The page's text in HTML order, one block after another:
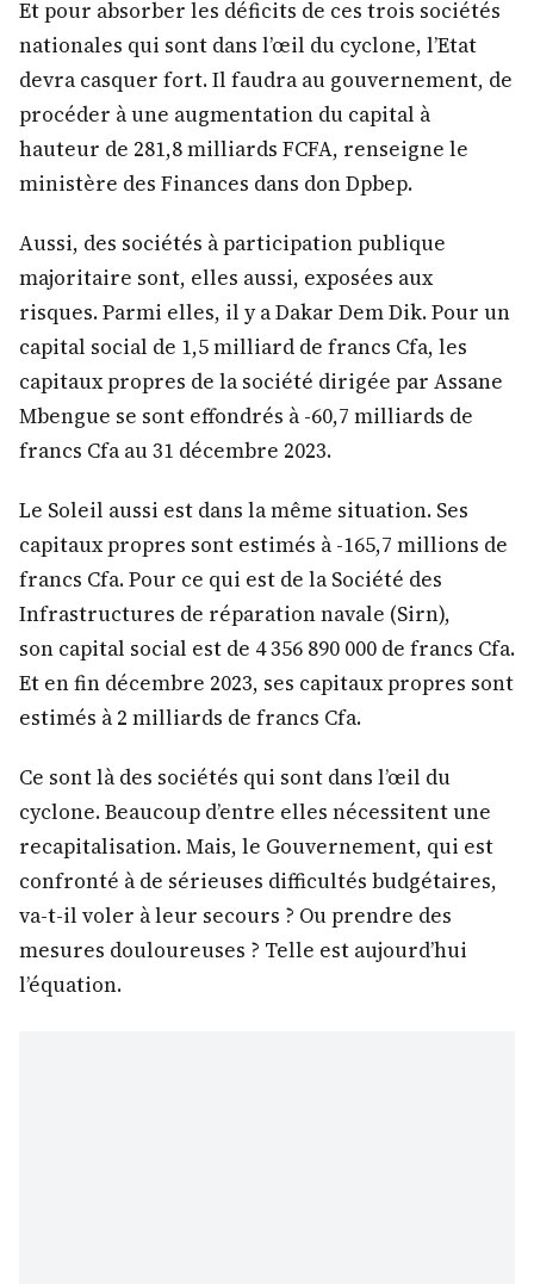
Et pour absorber les déficits de ces trois sociétés
nationales qui sont dans l’œil du cyclone, l’Etat
devra casquer fort. Il faudra au gouvernement, de
procéder à une augmentation du capital à
hauteur de 281,8 milliards FCFA, renseigne le
ministère des Finances dans don Dpbep.
Aussi, des sociétés à participation publique
majoritaire sont, elles aussi, exposées aux
risques. Parmi elles, il y a Dakar Dem Dik. Pour un
capital social de 1,5 milliard de francs Cfa, les
capitaux propres de la société dirigée par Assane
Mbengue se sont effondrés à -60,7 milliards de
francs Cfa au 31 décembre 2023.
Le Soleil aussi est dans la même situation. Ses
capitaux propres sont estimés à -165,7 millions de
francs Cfa. Pour ce qui est de la Société des
Infrastructures de réparation navale (Sirn),
son capital social est de 4 356 890 000 de francs Cfa.
Et en fin décembre 2023, ses capitaux propres sont
estimés à 2 milliards de francs Cfa.
Ce sont là des sociétés qui sont dans l’œil du
cyclone. Beaucoup d’entre elles nécessitent une
recapitalisation. Mais, le Gouvernement, qui est
confronté à de sérieuses difficultés budgétaires,
va-t-il voler à leur secours ? Ou prendre des
mesures douloureuses ? Telle est aujourd’hui
l’équation.